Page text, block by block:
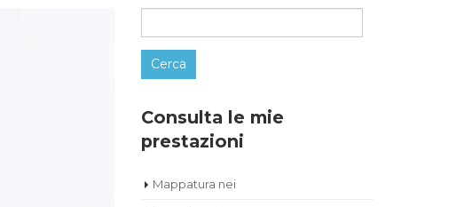
per:
Consulta le mie
prestazioni
Mappatura nei